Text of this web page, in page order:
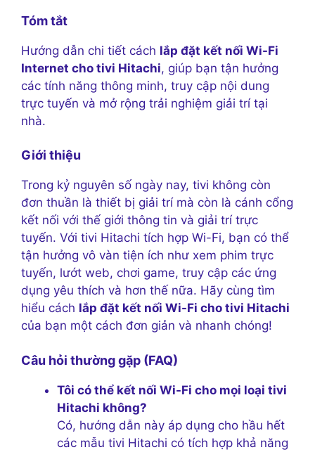
Tóm tắt
Hướng dẫn chi tiết cách lắp đặt kết nối Wi-Fi
Internet cho tivi Hitachi, giúp bạn tận hưởng
các tính năng thông minh, truy cập nội dung
trực tuyến và mở rộng trải nghiệm giải trí tại
nhà.
Giới thiệu
Trong kỷ nguyên số ngày nay, tivi không còn
đơn thuần là thiết bị giải trí mà còn là cánh cổng
kết nối với thế giới thông tin và giải trí trực
tuyến. Với tivi Hitachi tích hợp Wi-Fi, bạn có thể
tận hưởng vô vàn tiện ích như xem phim trực
tuyến, lướt web, chơi game, truy cập các ứng
dụng yêu thích và hơn thế nữa. Hãy cùng tìm
hiểu cách lắp đặt kết nối Wi-Fi cho tivi Hitachi
của bạn một cách đơn giản và nhanh chóng!
Câu hỏi thường gặp (FAQ)
Tôi có thể kết nối Wi-Fi cho mọi loại tivi
Hitachi không?
Có, hướng dẫn này áp dụng cho hầu hết
các mẫu tivi Hitachi có tích hợp khả năng